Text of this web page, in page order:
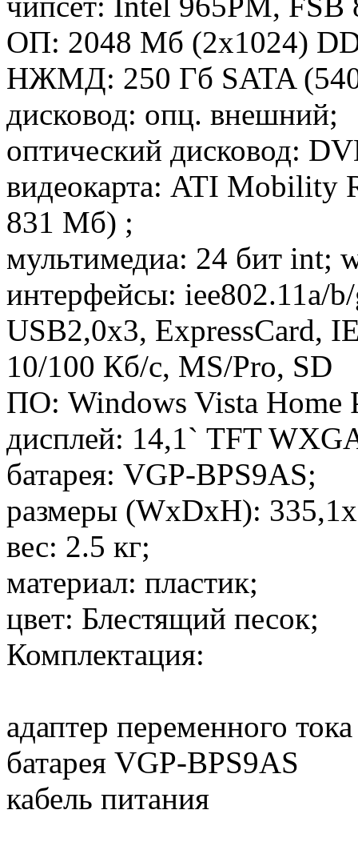
ОП: 2048 Мб (2x1024)
НЖМД: 250 Гб SATA
дисковод: опц. внешний;
оптический дисковод:
видеокарта: ATI Mobility
831 Мб) ;
мультимедиа: 24 бит int;
интерфейсы: iee802.11a/
USB2,0x3, ExpressCard,
10/100 Кб/с, MS/Pro, SD
ПО: Windows Vista Home
дисплей: 14,1` TFT
батарея: VGP-BPS9AS;
размеры (WxDxH):
вес: 2.5 кг;
материал: пластик;
цвет: Блестящий песок;
Комплектация:
адаптер переменного тока
батарея VGP-BPS9AS
кабель питания